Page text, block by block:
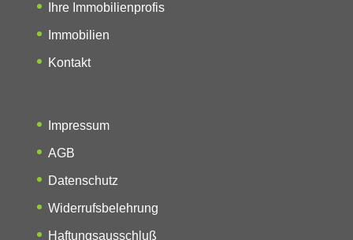
Ihre Immobilienprofis
Immobilien
Kontakt
Impressum
AGB
Datenschutz
Widerrufsbelehrung
Haftungsausschluß